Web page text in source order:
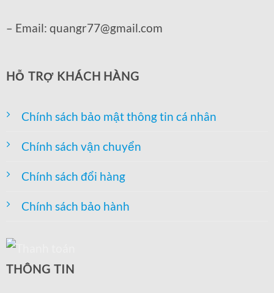
– Email: quangr77@gmail.com
HỖ TRỢ KHÁCH HÀNG
Chính sách bảo mật thông tin cá nhân
Chính sách vận chuyển
Chính sách đổi hàng
Chính sách bảo hành
THÔNG TIN